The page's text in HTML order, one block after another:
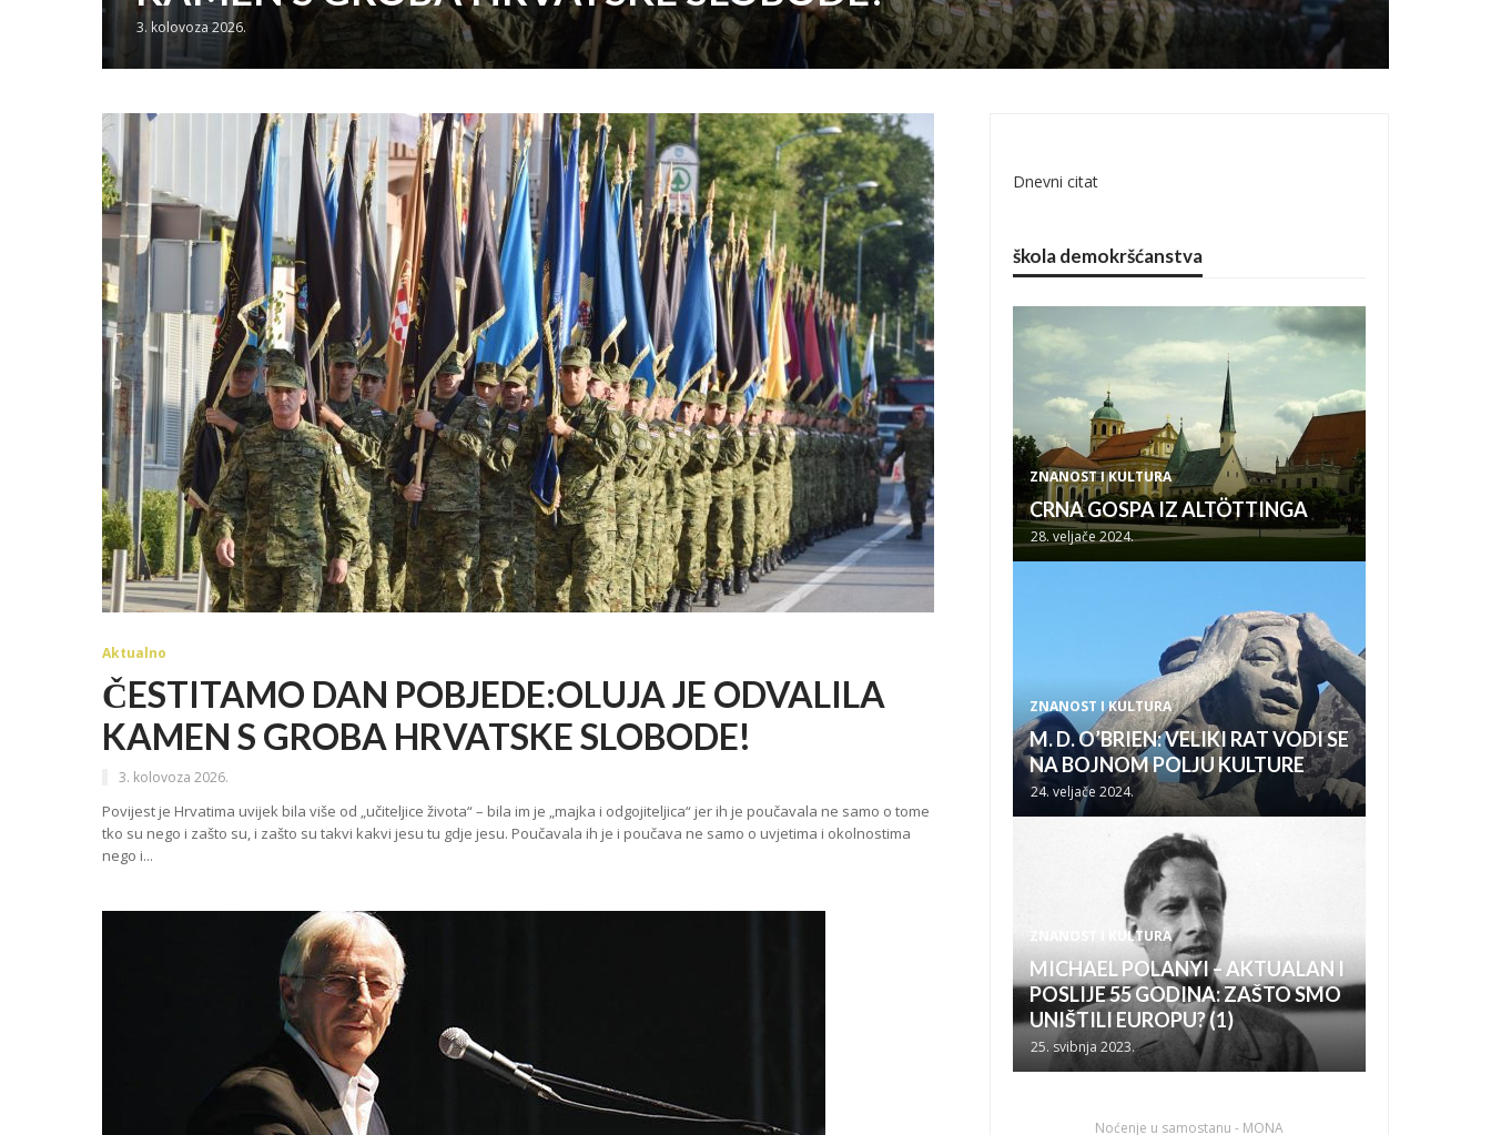
3. kolovoza 2026.
Aktualno
ČESTITAMO DAN POBJEDE:OLUJA JE ODVALILA
KAMEN S GROBA HRVATSKE SLOBODE!
3. kolovoza 2026.
Povijest je Hrvatima uvijek bila više od „učiteljice života“ – bila im je „majka i odgojiteljica“ jer ih je poučavala ne samo o tome
tko su nego i zašto su, i zašto su takvi kakvi jesu tu gdje jesu. Poučavala ih je i poučava ne samo o uvjetima i okolnostima
nego i...
Dnevni citat
škola demokršćanstva
ZNANOST I KULTURA
CRNA GOSPA IZ ALTÖTTINGA
28. veljače 2024.
ZNANOST I KULTURA
M. D. O’BRIEN: VELIKI RAT VODI SE
NA BOJNOM POLJU KULTURE
24. veljače 2024.
ZNANOST I KULTURA
MICHAEL POLANYI – AKTUALAN I
POSLIJE 55 GODINA: ZAŠTO SMO
UNIŠTILI EUROPU? (1)
25. svibnja 2023.
Noćenje u samostanu - MONA